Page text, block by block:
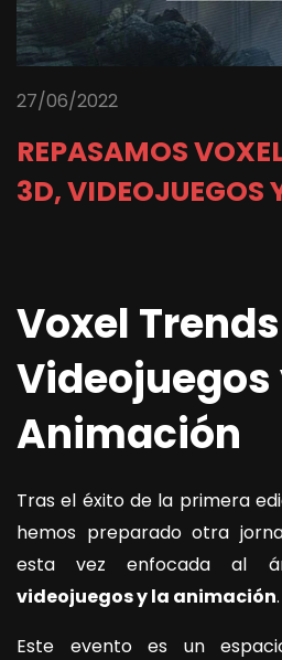
27/06/2022
REPASAMOS
3D, VIDEOJUEGOS
Voxel
Videojuegos
Animación
Tras el éxito de la primera
hemos preparado otra
esta vez enfocada al
videojuegos y la animación.
Este evento es un